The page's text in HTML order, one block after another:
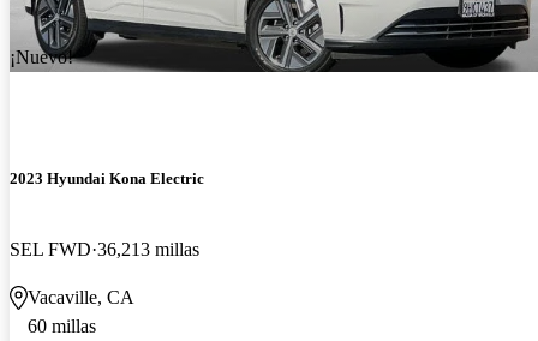
¡Nuevo!
2023 Hyundai Kona Electric
SEL FWD 36,213 millas
Vacaville, CA
60 millas